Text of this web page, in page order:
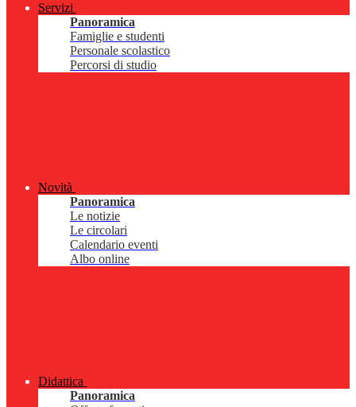
Servizi
Panoramica
Famiglie e studenti
Personale scolastico
Percorsi di studio
Novità
Panoramica
Le notizie
Le circolari
Calendario eventi
Albo online
Didattica
Panoramica